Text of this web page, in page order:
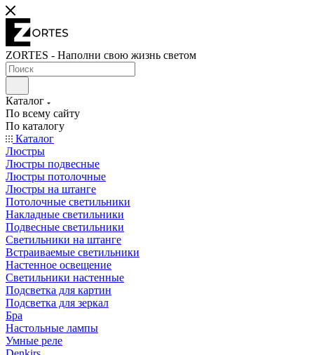
ZORTES - Наполни свою жизнь светом
Каталог
По всему сайту
По каталогу
Каталог
Люстры
Люстры подвесные
Люстры потолочные
Люстры на штанге
Потолочные светильники
Накладные светильники
Подвесные светильники
Светильники на штанге
Встраиваемые светильники
Настенное освещение
Светильники настенные
Подсветка для картин
Подсветка для зеркал
Бра
Настольные лампы
Умные реле